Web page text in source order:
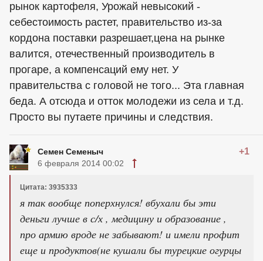
рынок картофеля, Урожай невысокий -
себестоимость растет, правительство из-за
кордона поставки разрешает,цена на рынке
валится, отечественный производитель в
прогаре, а компенсаций ему нет. У
правительства с головой не того... Эта главная
беда. А отсюда и отток молодежи из села и т.д.
Просто вы путаете причины и следствия.
Семен Семеныч +1
6 февраля 2014 00:02
Цитата: 3935333
я так вообще поперхнулся! вбухали бы эти
деньги лучше в с/х , медицину и образование ,
про армию вроде не забывают! и имели профит
еще и продуктов(не кушали бы турецкие огурцы